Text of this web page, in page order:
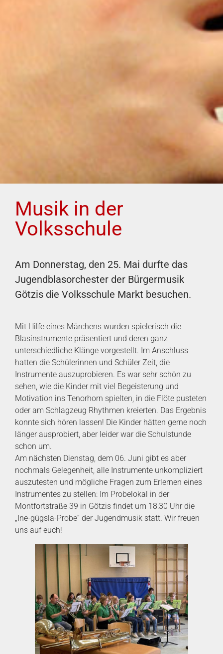
Musik in der
Volksschule
Am Donnerstag, den 25. Mai durfte das
Jugendblasorchester der Bürgermusik
Götzis die Volksschule Markt besuchen.
Mit Hilfe eines Märchens wurden spielerisch die
Blasinstrumente präsentiert und deren ganz
unterschiedliche Klänge vorgestellt. Im Anschluss
hatten die Schülerinnen und Schüler Zeit, die
Instrumente auszuprobieren. Es war sehr schön zu
sehen, wie die Kinder mit viel Begeisterung und
Motivation ins Tenorhorn spielten, in die Flöte pusteten
oder am Schlagzeug Rhythmen kreierten. Das Ergebnis
konnte sich hören lassen! Die Kinder hätten gerne noch
länger ausprobiert, aber leider war die Schulstunde
schon um.
Am nächsten Dienstag, dem 06. Juni gibt es aber
nochmals Gelegenheit, alle Instrumente unkompliziert
auszutesten und mögliche Fragen zum Erlernen eines
Instrumentes zu stellen: Im Probelokal in der
Montfortstraße 39 in Götzis findet um 18:30 Uhr die
„Ine-gügsla-Probe“ der Jugendmusik statt. Wir freuen
uns auf euch!